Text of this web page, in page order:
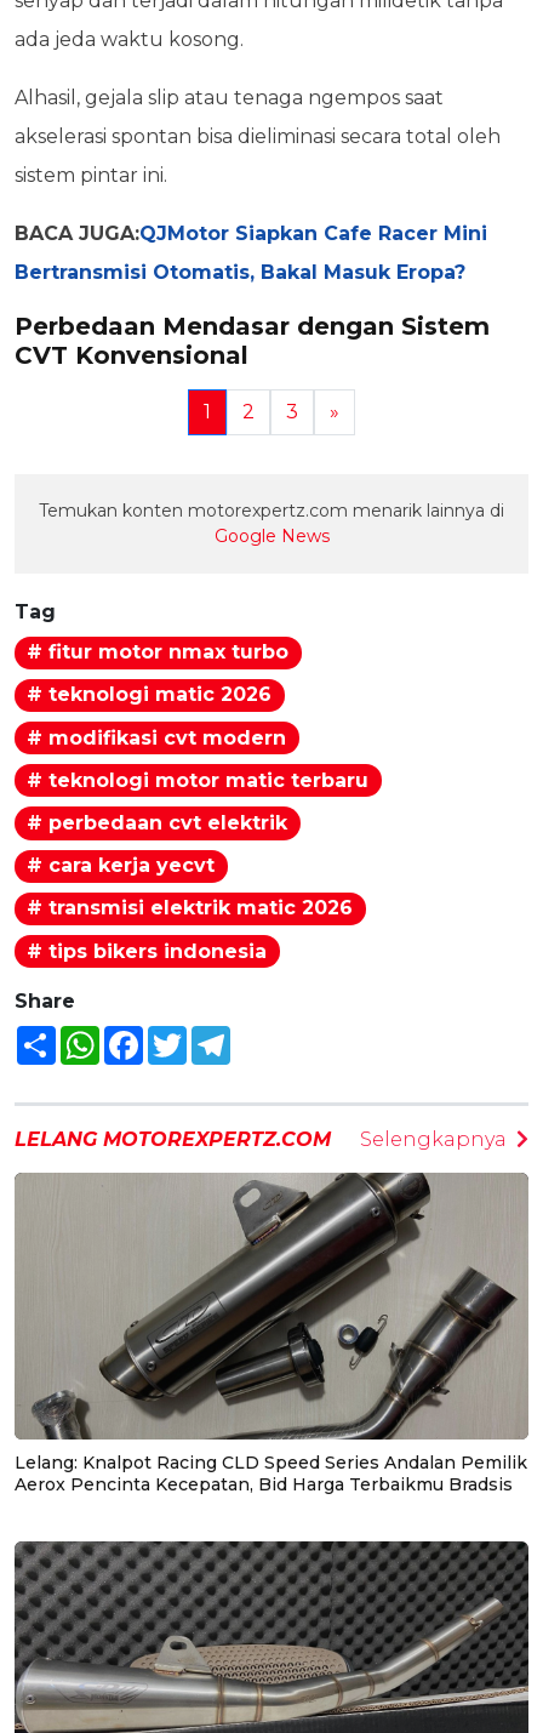
ada jeda waktu kosong.
Alhasil, gejala slip atau tenaga ngempos saat
akselerasi spontan bisa dieliminasi secara total oleh
sistem pintar ini.
BACA JUGA:QJMotor Siapkan Cafe Racer Mini
Bertransmisi Otomatis, Bakal Masuk Eropa?
Perbedaan Mendasar dengan Sistem
CVT Konvensional
1 2 3 »
Temukan konten motorexpertz.com menarik lainnya di
Google News
Tag
# fitur motor nmax turbo
# teknologi matic 2026
# modifikasi cvt modern
# teknologi motor matic terbaru
# perbedaan cvt elektrik
# cara kerja yecvt
# transmisi elektrik matic 2026
# tips bikers indonesia
Share
Share WhatsAppFacebook
Twitter
LELANG MOTOREXPERTZ.COM Selengkapnya
Lelang: Knalpot Racing CLD Speed Series Andalan Pemilik
Aerox Pencinta Kecepatan, Bid Harga Terbaikmu Bradsis